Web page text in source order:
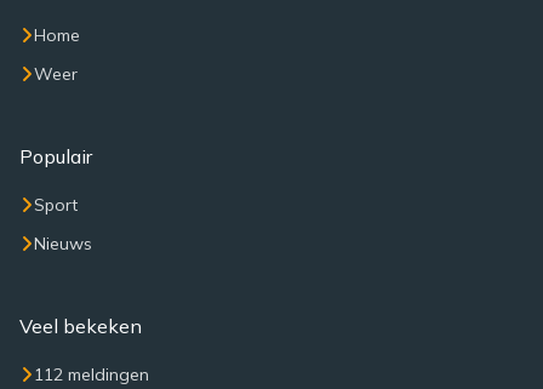
Home
Weer
Populair
Sport
Nieuws
Veel bekeken
112 meldingen